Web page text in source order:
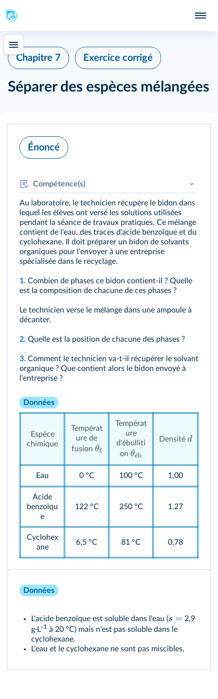
Chapitre 7 Exercice corrigé
Séparer des espèces mélangées
Énoncé
Compétence(s)
RAI/ANA: Construire un raisonnement :
communiquer sur les étapes
Au laboratoire, le technicien récupère le bidon dans
lequel les élèves ont versé les solutions utilisées
pendant la séance de travaux pratiques. Ce mélange
contient de l'eau, des traces d'acide benzoïque et du
cyclohexane. Il doit préparer un bidon de solvants
organiques pour l'envoyer à une entreprise
spécialisée dans le recyclage.
1. Combien de phases ce bidon contient-il ? Quelle
est la composition de chacune de ces phases ?
Le technicien verse le mélange dans une ampoule à
décanter.
2. Quelle est la position de chacune des phases ?
3. Comment le technicien va-t-il récupérer le solvant
organique ? Que contient alors le bidon envoyé à
l'entreprise ?
Données
Espèce
chimique
Températ
ure de
fusion θf
Températ
ure
d'ébulliti
on θe
ˊb
Densité d
Eau 0 °C 100 °C 1,00
Acide
benzoïqu
e
122 °C 250 °C 1,27
Cyclohex
ane
6,5 °C 81 °C 0,78
Données
L'acide benzoïque est soluble dans l'eau (s = 2,9
g·L-1 à 20 °C) mais n'est pas soluble dans le
cyclohexane.
L'eau et le cyclohexane ne sont pas miscibles.